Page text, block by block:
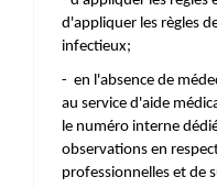
d'appliquer les règles
infectieux;
- en l'absence de
au service d'aide
le numéro interne
observations en
professionnelles et de